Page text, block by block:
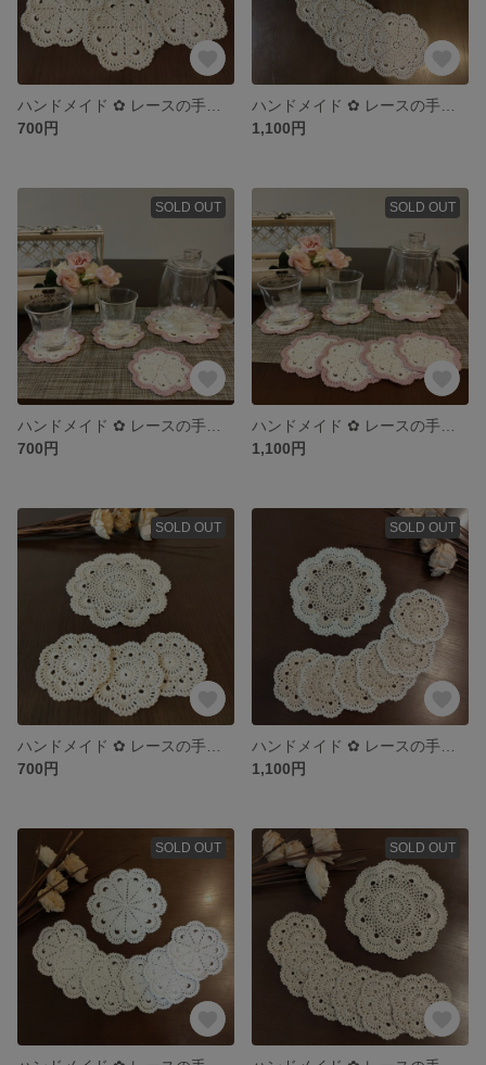
700円
1,100円
SOLD OUT
700円
SOLD OUT
1,100円
SOLD OUT
700円
SOLD OUT
1,100円
SOLD OUT SOLD OUT